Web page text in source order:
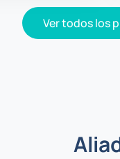
Ver todos los